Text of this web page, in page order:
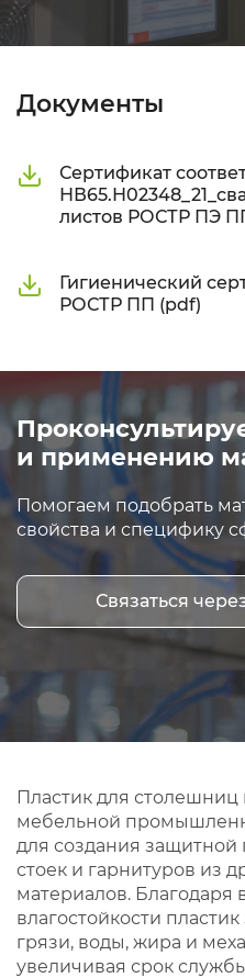
Документы
Сертификат
листов РОСТР ПЭ
Гигиенический
РОСТР ПП (pdf)
и применению
Помогаем подобрать
свойства и специфику
Связаться
Пластик для
мебельной
для создания защитной
стоек и гарнитуров из
материалов. Благодаря
влагостойкости
грязи, воды, жира и
увеличивая срок